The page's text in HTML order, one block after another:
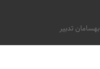
بهسامان تدبیر